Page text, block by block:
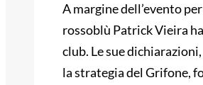
A margine dell’evento
rossoblù Patrick Vieira
club. Le sue
la strategia del Grifone,